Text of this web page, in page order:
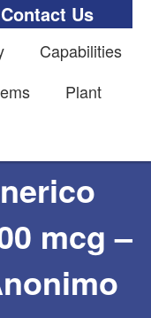
Contact Us
Capabilities
Plant
mcg –